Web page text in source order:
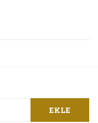
EKLE